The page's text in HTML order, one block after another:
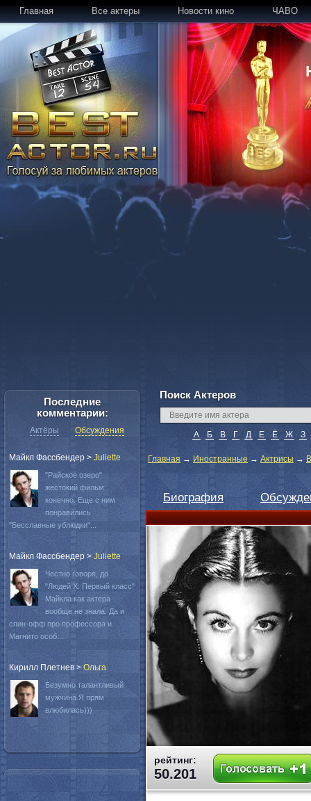
Главная Все актеры Новости кино ЧАВО
Поиск Актеров
А Б В Г Д Е Ё Ж З
Главная → Иностранные → Актрисы →
Биография
рейтинг:
50.201
Последние
комментарии:
Актёры Обсуждения
Майкл Фассбендер > Juliette
"Райское озеро"
жестокий фильм
конечно. Еще с ним
понравились
"Бесславные ублюдки"...
Майкл Фассбендер > Juliette
Честно говоря, до
"Людей Х: Первый класс"
Майкла как актера
вообще не знала. Да и
спин-офф про профессора и
Магнито особ...
Кирилл Плетнев > Oльга
Безумно талантливый
мужчина.Я прям
влюбилась)))